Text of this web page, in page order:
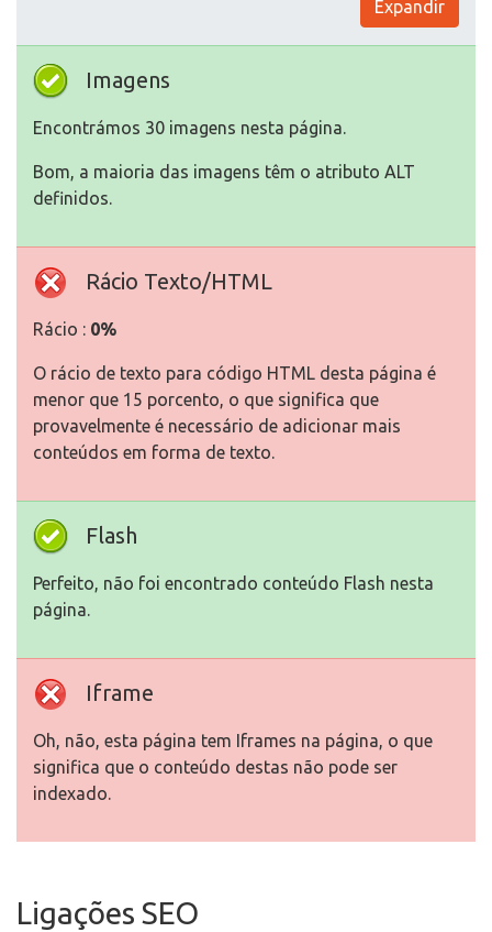
Expandir
Imagens
Encontrámos 30 imagens nesta página.
Bom, a maioria das imagens têm o atributo ALT
definidos.
Rácio Texto/HTML
Rácio : 0%
O rácio de texto para código HTML desta página é
menor que 15 porcento, o que significa que
provavelmente é necessário de adicionar mais
conteúdos em forma de texto.
Flash
Perfeito, não foi encontrado conteúdo Flash nesta
página.
Iframe
Oh, não, esta página tem Iframes na página, o que
significa que o conteúdo destas não pode ser
indexado.
Ligações SEO